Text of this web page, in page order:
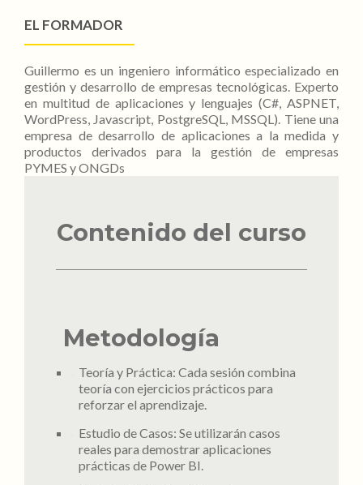
EL FORMADOR
Guillermo es un ingeniero informático especializado en
gestión y desarrollo de empresas tecnológicas. Experto
en multitud de aplicaciones y lenguajes (C#, ASPNET,
WordPress, Javascript, PostgreSQL, MSSQL). Tiene una
empresa de desarrollo de aplicaciones a la medida y
productos derivados para la gestión de empresas
PYMES y ONGDs
Contenido del curso
Metodología
Teoría y Práctica: Cada sesión combina
teoría con ejercicios prácticos para
reforzar el aprendizaje.
Estudio de Casos: Se utilizarán casos
reales para demostrar aplicaciones
prácticas de Power BI.